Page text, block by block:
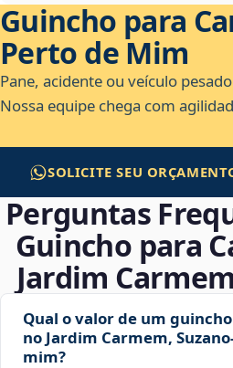
Guincho para
Perto de Mim
Pane, acidente ou veículo
Nossa equipe chega com
SOLICITE SEU
Perguntas
Guincho para
Jardim
Qual o valor de um
no Jardim Carmem,
mim?